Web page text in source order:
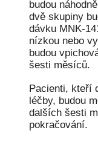
budou
dvě skupiny
dávku MNK-
nízkou nebo
budou
šesti měsíců.
Pacienti, kteří
léčby, budou
dalších šesti
pokračování.